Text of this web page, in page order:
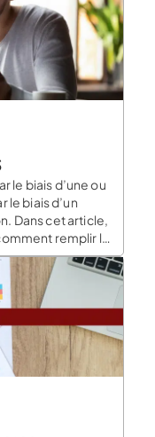
le biais d’une ou
le biais d’un
Dans cet article,
remplir le
avec le
le registre des
Société